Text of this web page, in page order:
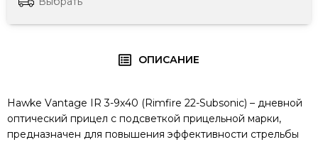
ОПИСАНИЕ
Наwkе Vаntаgе ІR 3-9х40 (Rimfire 22-Subsonic) – дневной
оптический прицел с подсветкой прицельной марки,
предназначен для повышения эффективности стрельбы